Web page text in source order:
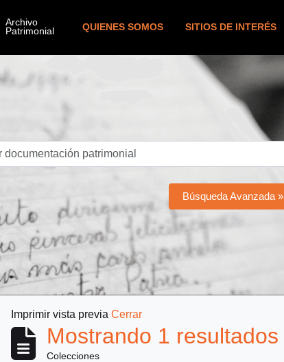
QUIENES SOMOS SITIOS DE INTERÉS
Búsqueda Avanzada »
Imprimir vista previa Cerrar
Mostrando 1 resultados
Colecciones